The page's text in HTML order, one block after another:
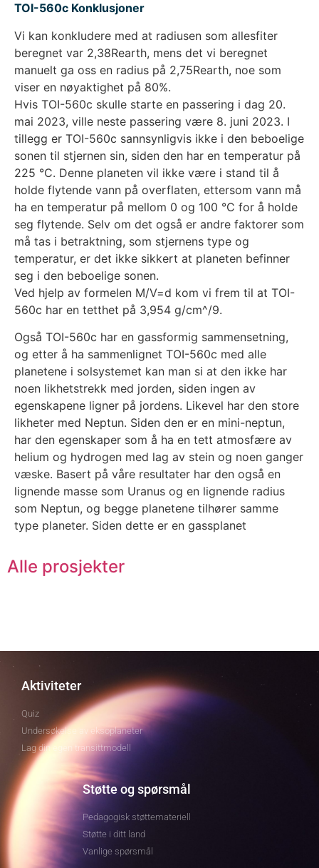
TOI-560c Konklusjoner
Vi kan konkludere med at radiusen som allesfiter
beregnet var 2,38Rearth, mens det vi beregnet
manuelt ga oss en radius på 2,75Rearth, noe som
viser en nøyaktighet på 80%.
Hvis TOI-560c skulle starte en passering i dag 20.
mai 2023, ville neste passering være 8. juni 2023. I
tillegg er TOI-560c sannsynligvis ikke i den beboelige
sonen til stjernen sin, siden den har en temperatur på
225 °C. Denne planeten vil ikke være i stand til å
holde flytende vann på overflaten, ettersom vann må
ha en temperatur på mellom 0 og 100 °C for å holde
seg flytende. Selv om det også er andre faktorer som
må tas i betraktning, som stjernens type og
temperatur, er det ikke sikkert at planeten befinner
seg i den beboelige sonen.
Ved hjelp av formelen M/V=d kom vi frem til at TOI-
560c har en tetthet på 3,954 g/cm^/9.
Også TOI-560c har en gassformig sammensetning,
og etter å ha sammenlignet TOI-560c med alle
planetene i solsystemet kan man si at den ikke har
noen likhetstrekk med jorden, siden ingen av
egenskapene ligner på jordens. Likevel har den store
likheter med Neptun. Siden den er en mini-neptun,
har den egenskaper som å ha en tett atmosfære av
helium og hydrogen med lag av stein og noen ganger
væske. Basert på våre resultater har den også en
lignende masse som Uranus og en lignende radius
som Neptun, og begge planetene tilhører samme
type planeter. Siden dette er en gassplanet
Alle prosjekter
Aktiviteter
Quiz
Undersøkelse av eksoplaneter
Lag din egen transittmodell
Støtte og spørsmål
Pedagogisk støttemateriell
Støtte i ditt land
Vanlige spørsmål